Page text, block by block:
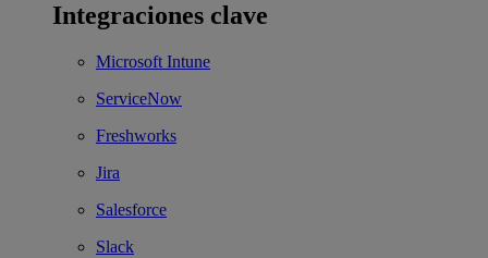
Integraciones clave
Microsoft Intune
ServiceNow
Freshworks
Jira
Salesforce
Slack